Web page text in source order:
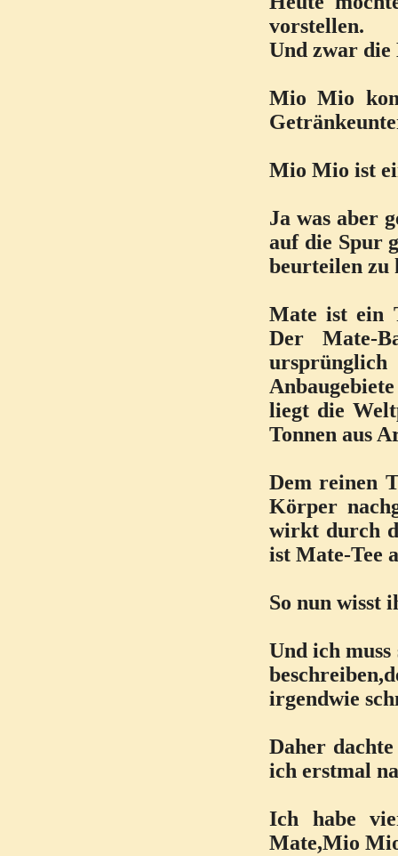
vorstellen.
Und zwar
Mio Mio
Mio Mio ist
Ja was aber
auf die Spur
beurteilen zu
Mate ist ein
Der Mate-
liegt die
Tonnen aus
Dem reinen
Körper
wirkt durch
ist Mate-Tee
So nun wisst
Und ich
irgendwie
Daher
ich erstmal
Ich habe
Mate,Mio